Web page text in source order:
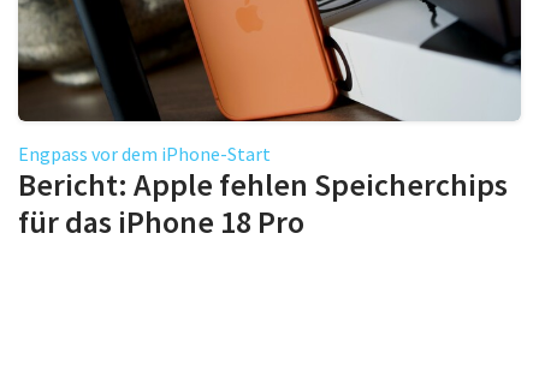
Engpass vor dem iPhone-Start
Bericht: Apple fehlen Speicherchips
für das iPhone 18 Pro